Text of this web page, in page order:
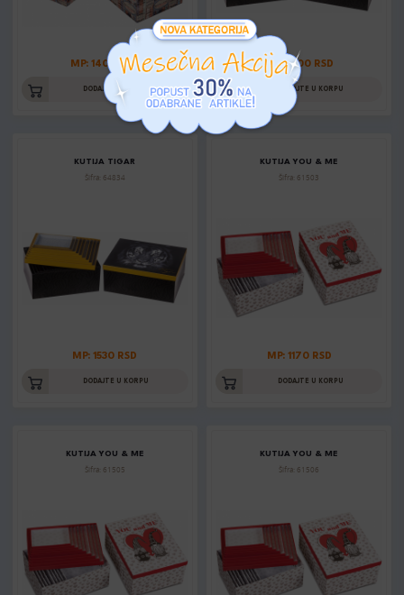
MP: 1400 RSD
DODAJTE U KORPU
MP: 1000 RSD
DODAJTE U KORPU
KUTIJA TIGAR
Šifra: 64834
MP: 1530 RSD
DODAJTE U KORPU
KUTIJA YOU & ME
Šifra: 61503
MP: 1170 RSD
DODAJTE U KORPU
KUTIJA YOU & ME
Šifra: 61505
KUTIJA YOU & ME
Šifra: 61506